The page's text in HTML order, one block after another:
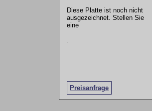
Diese Platte ist noch nicht
ausgezeichnet. Stellen Sie
eine
Preisanfrage
.